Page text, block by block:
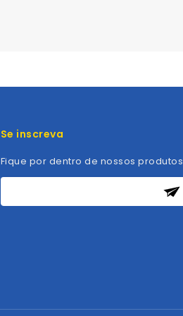
Se inscreva
Fique por dentro de nossos produtos